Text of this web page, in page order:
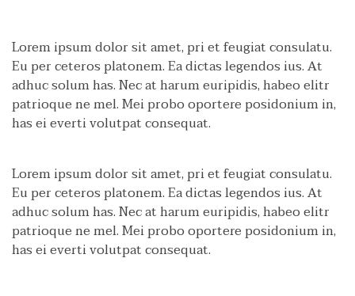
Lorem ipsum dolor sit amet, pri et feugiat consulatu.
Eu per ceteros platonem. Ea dictas legendos ius. At
adhuc solum has. Nec at harum euripidis, habeo elitr
patrioque ne mel. Mei probo oportere posidonium in,
has ei everti volutpat consequat.
Lorem ipsum dolor sit amet, pri et feugiat consulatu.
Eu per ceteros platonem. Ea dictas legendos ius. At
adhuc solum has. Nec at harum euripidis, habeo elitr
patrioque ne mel. Mei probo oportere posidonium in,
has ei everti volutpat consequat.